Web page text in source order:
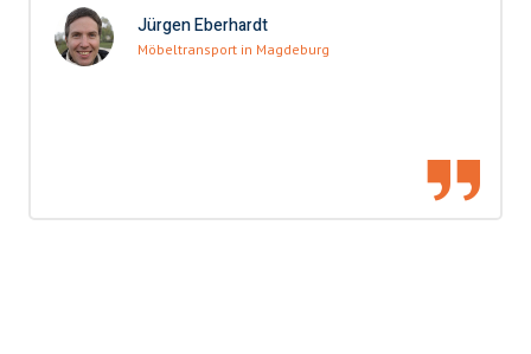
Jürgen Eberhardt
Möbeltransport in Magdeburg